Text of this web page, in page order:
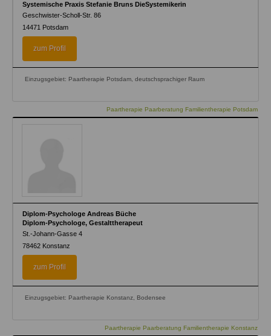
Systemische Praxis Stefanie Bruns DieSystemikerin
Geschwister-Scholl-Str. 86
14471 Potsdam
zum Profil
Einzugsgebiet: Paartherapie Potsdam, deutschsprachiger Raum
Paartherapie Paarberatung Familientherapie Potsdam
Diplom-Psychologe Andreas Büche
Diplom-Psychologe, Gestalttherapeut
St.-Johann-Gasse 4
78462 Konstanz
zum Profil
Einzugsgebiet: Paartherapie Konstanz, Bodensee
Paartherapie Paarberatung Familientherapie Konstanz